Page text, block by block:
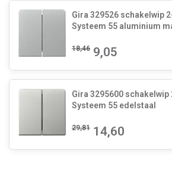
Gira 329526 schakelwip
Systeem 55 aluminium
18,46 9,05
Gira 3295600
Systeem 55 edelstaal
29,81 14,60